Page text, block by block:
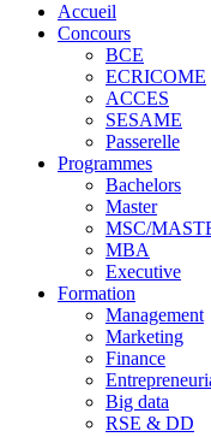
Accueil
Concours
BCE
ECRICOME
ACCES
SESAME
Passerelle
Programmes
Bachelors
Master
MSC/
MBA
Executive
Formation
Management
Marketing
Finance
Big data
RSE & DD